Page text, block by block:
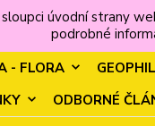
úvodní strany
podrobné
- FLORA
ODBORNÉ